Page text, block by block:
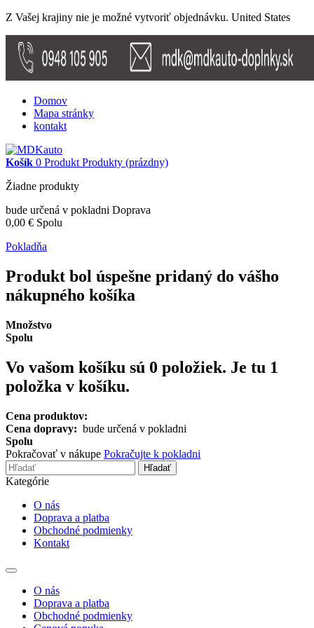
Z Vašej krajiny nie je možné vytvoriť objednávku. United States
Domov
Mapa stránky
kontakt
Košík 0 Produkt Produkty (prázdny)
Žiadne produkty
bude určená v pokladni Doprava
0,00 € Spolu
Pokladňa
Produkt bol úspešne pridaný do vášho
nákupného košíka
Množstvo
Spolu
Vo vašom košíku sú 0 položiek. Je tu 1
položka v košíku.
Cena produktov:
Cena dopravy: bude určená v pokladni
Spolu
Pokračovať v nákupe Pokračujte k pokladni
Hľadať
Kategórie
O nás
Doprava a platba
Obchodné podmienky
Kontakt
Toggle
navigationO nás
Doprava a platba
Obchodné podmienky